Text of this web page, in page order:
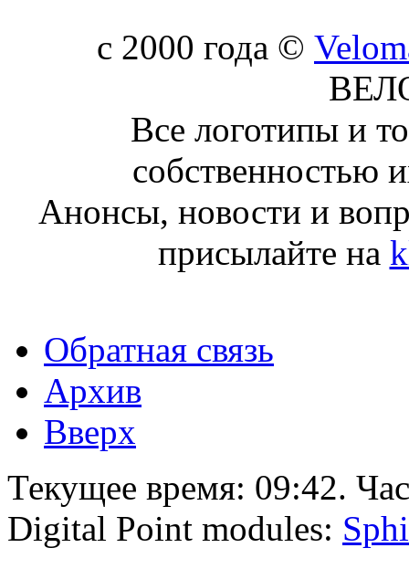
c 2000 года ©
Все логотипы и
собственностью
Анонсы, новости и
присылайте на
Обратная связь
Архив
Вверх
Текущее время: 09:42.
Digital Point modules: